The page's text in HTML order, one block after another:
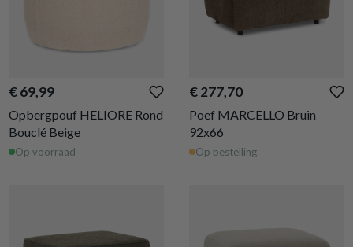
€ 69,99
Opbergpouf HELIORE Rond
Bouclé Beige
Op voorraad
€ 277,70
Poef MARCELLO Bruin
92x66
Op bestelling